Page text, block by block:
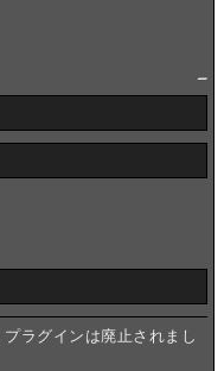
ラグインは廃止されまし